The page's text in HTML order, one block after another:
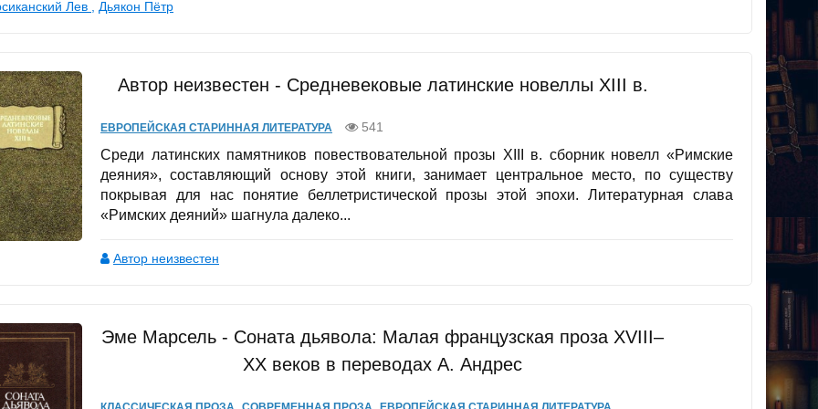
Лев Дьякон Пётр
Автор неизвестен - Средневековые латинские новеллы XIII в.
ЕВРОПЕЙСКАЯ СТАРИННАЯ ЛИТЕРАТУРА 541
Среди латинских памятников повествовательной прозы XIII в. сборник новелл «Римские
деяния», составляющий основу этой книги, занимает центральное место, по существу
покрывая для нас понятие беллетристической прозы этой эпохи. Литературная слава
«Римских деяний» шагнула далеко...
Автор неизвестен
Эме Марсель - Соната дьявола: Малая французская проза XVIII–
XX веков в переводах А. Андрес